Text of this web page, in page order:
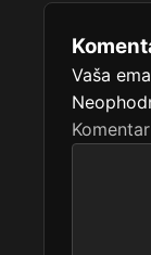
Vaša
Komentar